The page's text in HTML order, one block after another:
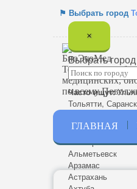
⚑ Выбрать город
×
Выбрать город
Часто ищут:
Тольятти, Саранск
Азнакаево
Алатырь
Альметьевск
Арзамас
Астрахань
Термическое
медицинских,
по всему
ГЛАВНАЯ